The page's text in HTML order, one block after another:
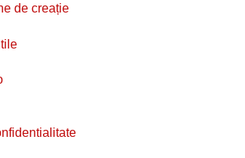
de creație